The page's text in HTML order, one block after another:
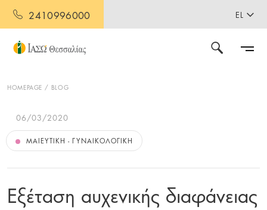
2410996000 EL
HOMEPAGE BLOG
06/03/2020
ΜΑΙΕΥΤΙΚΉ - ΓΥΝΑΙΚΟΛΟΓΙΚΉ
Εξέταση αυχενικής διαφάνειας